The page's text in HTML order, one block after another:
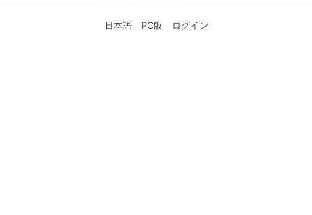
日本語 PC版 ログイン